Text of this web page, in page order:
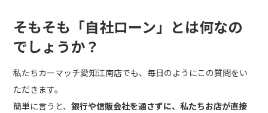
そもそも「自社ローン」とは何なの
でしょうか？
私たちカーマッチ愛知江南店でも、毎日のようにこの質問をい
ただきます。
簡単に言うと、銀行や信販会社を通さずに、私たちお店が直接